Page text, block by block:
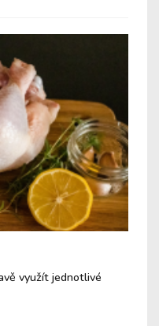
využít jednotlivé